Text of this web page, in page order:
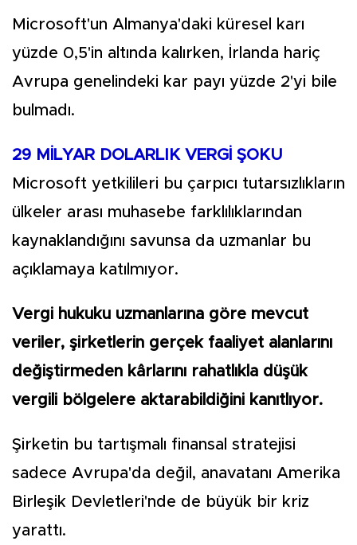
Microsoft'un Almanya'daki küresel karı
yüzde 0,5'in altında kalırken, İrlanda hariç
Avrupa genelindeki kar payı yüzde 2'yi bile
bulmadı.
29 MİLYAR DOLARLIK VERGİ ŞOKU
Microsoft yetkilileri bu çarpıcı tutarsızlıkların
ülkeler arası muhasebe farklılıklarından
kaynaklandığını savunsa da uzmanlar bu
açıklamaya katılmıyor.
Vergi hukuku uzmanlarına göre mevcut
veriler, şirketlerin gerçek faaliyet alanlarını
değiştirmeden kârlarını rahatlıkla düşük
vergili bölgelere aktarabildiğini kanıtlıyor.
Şirketin bu tartışmalı finansal stratejisi
sadece Avrupa'da değil, anavatanı Amerika
Birleşik Devletleri'nde de büyük bir kriz
yarattı.